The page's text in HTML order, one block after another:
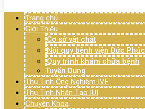
Trang chủ
Giới Thiệu
Cơ sở vật chất
Nội quy bệnh viện Đức Phúc
Quy trình khám chữa bệnh
Tuyển Dụng
Thụ Tinh Ống Nghiệm IVF
Thụ Tinh Nhân Tạo IUI
Chuyên Khoa